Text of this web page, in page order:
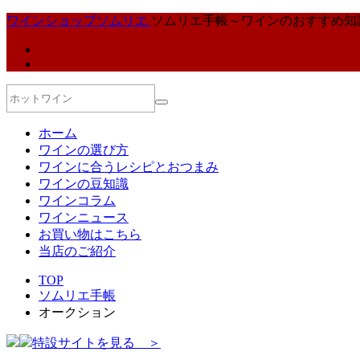
ワインショップソムリエ ソムリエ手帳～ワインのおすすめ知
ホーム
ワインの選び方
ワインに合うレシピとおつまみ
ワインの豆知識
ワインコラム
ワインニュース
お買い物はこちら
当店のご紹介
TOP
ソムリエ手帳
オークション
特設サイトを見る ＞